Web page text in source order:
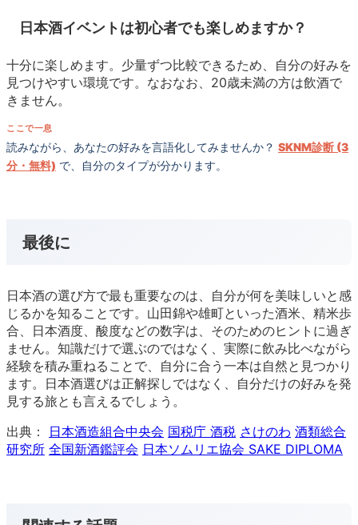
日本酒イベントは初心者でも楽しめますか？
十分に楽しめます。少量ずつ比較できるため、自分の好みを
見つけやすい環境です。なおなお、20歳未満の方は飲酒で
きません。
ここで一息
読みながら、あなたの好みを言語化してみませんか？ SKNM診断 (3
分・無料) で、自分のタイプが分かります。
最後に
日本酒の選び方で最も重要なのは、自分が何を美味しいと感
じるかを知ることです。山田錦や雄町といった酒米、精米歩
合、日本酒度、酸度などの数字は、そのためのヒントに過ぎ
ません。知識だけで選ぶのではなく、実際に飲み比べながら
経験を積み重ねることで、自分に合う一本は自然と見つかり
ます。日本酒選びは正解探しではなく、自分だけの好みを発
見する旅とも言えるでしょう。
出典： 日本酒造組合中央会 国税庁 酒税 さけのわ 酒類総合
研究所 全国新酒鑑評会 日本ソムリエ協会 SAKE DIPLOMA